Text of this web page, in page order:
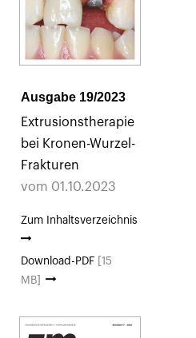
Ausgabe 19/2023
Extrusionstherapie
bei Kronen-Wurzel-
Frakturen
vom 01.10.2023
Zum Inhaltsverzeichnis
Download-PDF
[15
MB]